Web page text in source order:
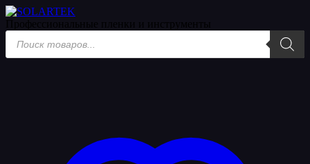
Поиск
товаров